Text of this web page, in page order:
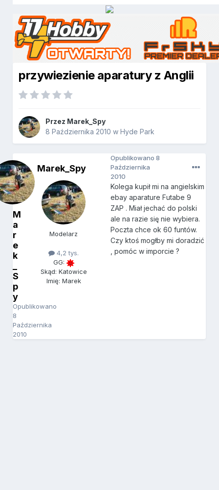
przywiezienie aparatury z Anglii
Przez Marek_Spy
8 Października 2010 wHyde Park
M
a
r
e
k
S
p
y
Opublikowano
8
Października
2010
Marek_Spy
Modelarz
4,2 tys.
GG:
Skąd: Katowice
Imię: Marek
Opublikowano8
Października
2010
Kolega kupił mi na angielskim
ebay aparature Futabe 9
ZAP . Miał jechać do polski
ale na razie się nie wybiera.
Poczta chce ok 60 funtów.
Czy ktoś mogłby mi doradzić
, pomóc w imporcie ?